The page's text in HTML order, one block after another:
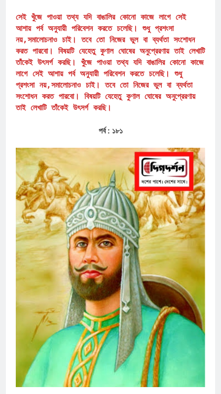
সেই খুঁজে পাওয়া তথ্য যদি বাঙালির কোনো কাজে লাগে সেই
আশায় পর্ব অনুযায়ী পরিবেশন করতে চলেছি। শুধু প্রশংসা
নয়,সমালোচনাও চাই। তবে তো নিজের ভুল বা ব্যর্থতা সংশোধন
করত পারবো। বিষয়টি যেহেতু কুণাল ঘোষের অনুপ্রেরণায় তাই লেখাটি
তাঁকেই উৎসর্গ করছি।
খুঁজে পাওয়া তথ্য যদি বাঙালির কোনো কাজে
লাগে সেই আশায় পর্ব অনুযায়ী পরিবেশন করতে চলেছি। শুধু
প্রশংসা নয়,সমালোচনাও চাই। তবে তো নিজের ভুল বা ব্যর্থতা
সংশোধন করত পারবো। বিষয়টি যেহেতু কুণাল ঘোষের অনুপ্রেরণায়
তাই লেখাটি তাঁকেই উৎসর্গ করছি।
পর্ব : ১৮১